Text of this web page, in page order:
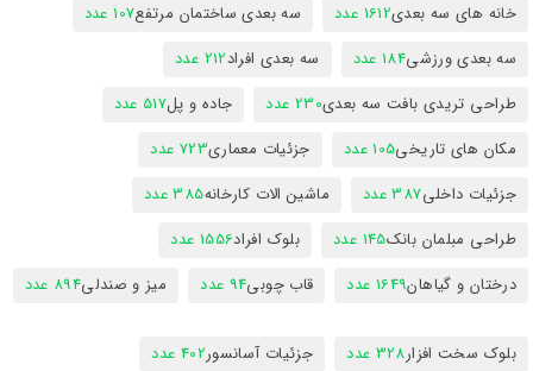
خانه های سه بعدی1612 عدد سه بعدی ساختمان مرتفع107 عدد
سه بعدی ورزشی184 عدد سه بعدی افراد212 عدد
طراحی تریدی بافت سه بعدی230 عدد جاده و پل517 عدد
مکان های تاریخی105 عدد جزئیات معماری723 عدد
جزئیات داخلی387 عدد ماشین الات کارخانه385 عدد
طراحی مبلمان بانک145 عدد بلوک افراد1556 عدد
درختان و گیاهان1649 عدد قاب چوبی94 عدد میز و صندلی894 عدد
بلوک سخت افزار328 عدد جزئیات آسانسور402 عدد